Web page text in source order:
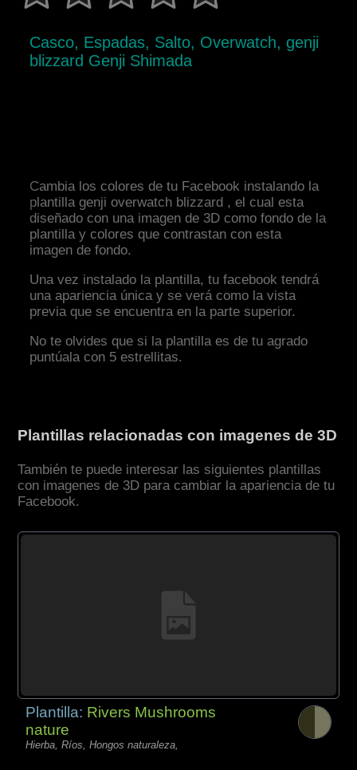
Casco, Espadas, Salto, Overwatch, genji
blizzard Genji Shimada
Cambia los colores de tu Facebook instalando la
plantilla genji overwatch blizzard , el cual esta
diseñado con una imagen de 3D como fondo de la
plantilla y colores que contrastan con esta
imagen de fondo.
Una vez instalado la plantilla, tu facebook tendrá
una apariencia única y se verá como la vista
previa que se encuentra en la parte superior.
No te olvides que si la plantilla es de tu agrado
puntúala con 5 estrellitas.
Plantillas relacionadas con imagenes de 3D
También te puede interesar las siguientes plantillas
con imagenes de 3D para cambiar la apariencia de tu
Facebook.
Plantilla: Rivers Mushrooms
nature
Hierba, Ríos, Hongos naturaleza,